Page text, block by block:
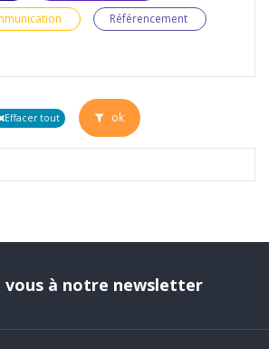
Référencement
Effacer tout ok
vous à notre newsletter